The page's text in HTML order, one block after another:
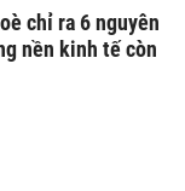
chỉ ra 6 nguyên
nền kinh tế còn